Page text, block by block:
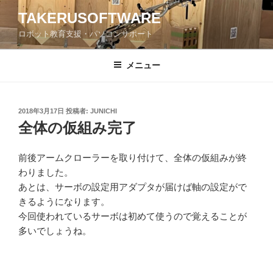
テ
ン
TAKERUSOFTWARE
ロボット教育支援・パソコンサポート
メニュー
投
稿
日:
2018年3月17日 投稿者: JUNICHI
全体の仮組み完了
前後アームクローラーを取り付けて、全体の仮組みが終
わりました。
あとは、サーボの設定用アダプタが届けば軸の設定がで
きるようになります。
今回使われているサーボは初めて使うので覚えることが
多いでしょうね。